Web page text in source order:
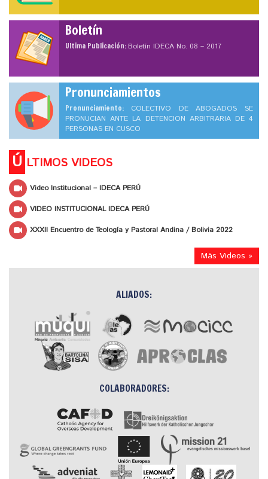
Boletín
Ultima Publicación:Boletín IDECA No. 08 – 2017
Pronunciamientos
Pronunciamiento: COLECTIVO DE ABOGADOS SE
PRONUCIAN ANTE LA DETENCION ARBITRARIA DE 4
PERSONAS EN CUSCO
Ú LTIMOS VIDEOS
Video Institucional – IDECA PERÚ
VIDEO INSTITUCIONAL IDECA PERÚ
XXXII Encuentro de Teología y Pastoral Andina / Bolivia 2022
Más Videos »
ALIADOS:
COLABORADORES: